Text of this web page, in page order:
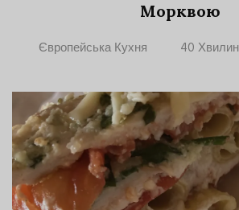
Морквою
Європейська Кухня 40 Хвилин